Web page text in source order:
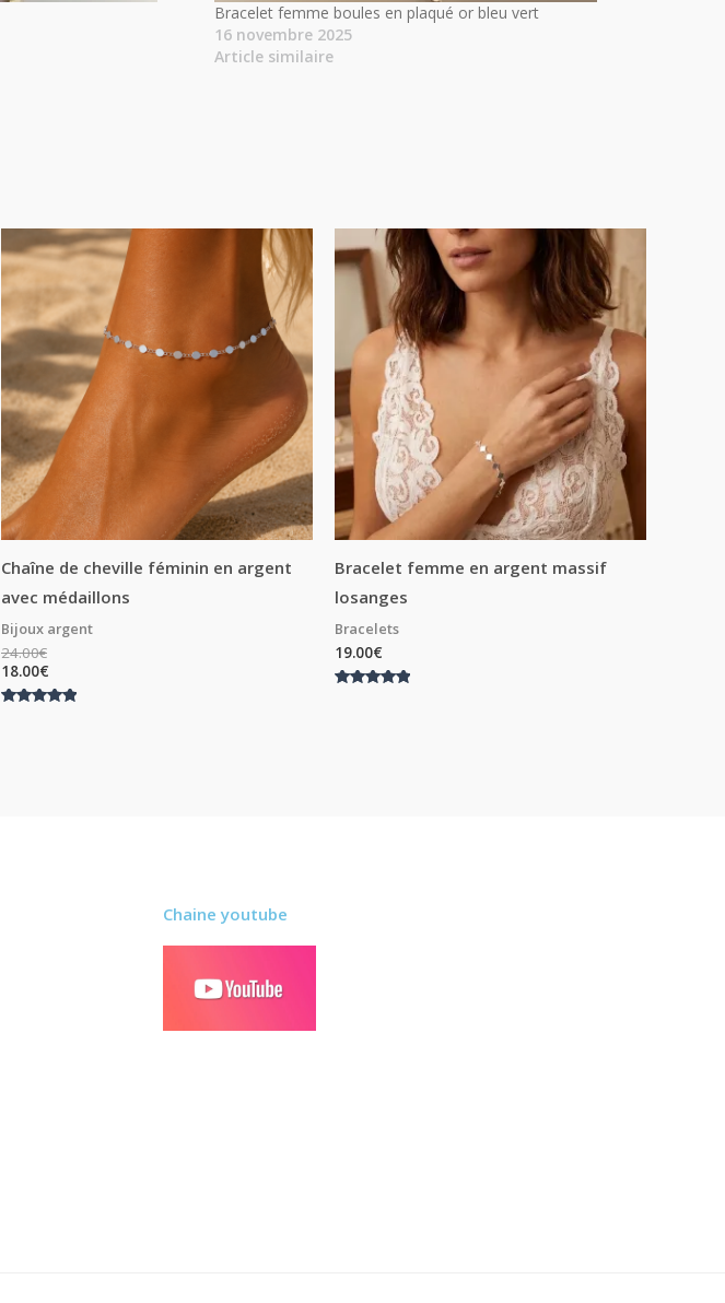
Bracelet femme boules en plaqué or bleu vert
16 novembre 2025
Article similaire
Chaîne de cheville féminin en argent
avec médaillons
Bijoux argent
24.00€
18.00€
Bracelet femme en argent massif
losanges
Bracelets
19.00€
Chaine youtube